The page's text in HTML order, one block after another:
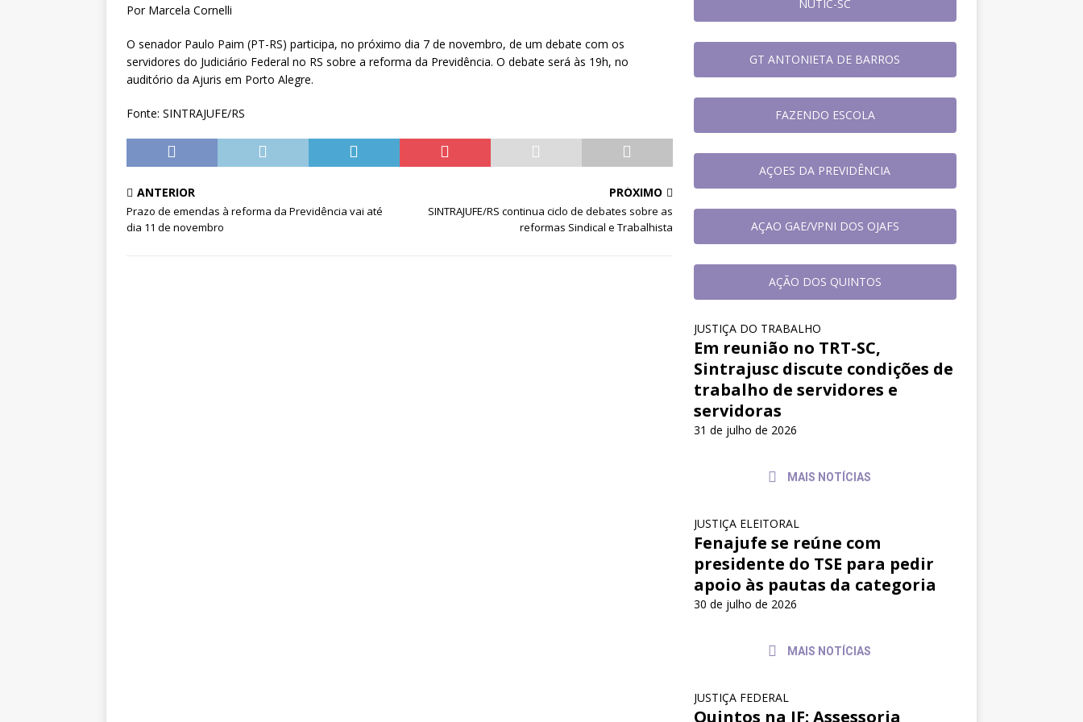
Pensionistas do Serviço Público
CNJ para tratar da retomada dos trabalhos
DESTAQUES
Por Marcela Cornelli
O senador Paulo Paim (PT-RS) participa, no próximo dia 7 de novembro, de um debate com os
servidores do Judiciário Federal no RS sobre a reforma da Previdência. O debate será às 19h, no
auditório da Ajuris em Porto Alegre.
Fonte: SINTRAJUFE/RS
ANTERIOR
Prazo de emendas à reforma da Previdência vai até
dia 11 de novembro
PRÓXIMO
SINTRAJUFE/RS continua ciclo de debates sobre as
reformas Sindical e Trabalhista
NUTIC-SC
GT ANTONIETA DE BARROS
FAZENDO ESCOLA
AÇOES DA PREVIDÊNCIA
AÇAO GAE/VPNI DOS OJAFS
AÇÃO DOS QUINTOS
JUSTIÇA DO TRABALHO
Em reunião no TRT-SC,
Sintrajusc discute condições de
trabalho de servidores e
servidoras
31 de julho de 2026
MAIS NOTÍCIAS
JUSTIÇA ELEITORAL
Fenajufe se reúne com
presidente do TSE para pedir
apoio às pautas da categoria
30 de julho de 2026
MAIS NOTÍCIAS
JUSTIÇA FEDERAL
Quintos na JF: Assessoria